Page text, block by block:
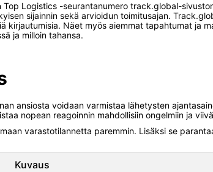
Logistics -seurantanumero track.global-
sijainnin sekä arvioidun toimitusajan.
kirjautumisia. Näet myös aiemmat tapahtumat ja
ja milloin tahansa.
ansiosta voidaan varmistaa lähetysten
nopean reagoinnin mahdollisiin ongelmiin ja
varastotilannetta paremmin. Lisäksi se
Kuvaus